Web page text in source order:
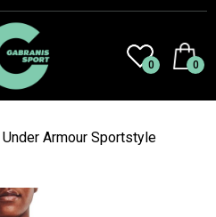
0 0
Armour Sportstyle